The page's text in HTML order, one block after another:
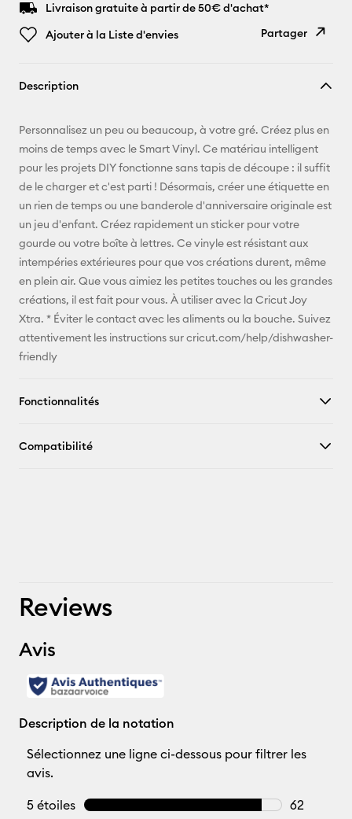
Livraison gratuite à partir de 50€ d'achat*
Ajouter à la Liste d'envies
Partager
E-mail
Pinterest
Facebook
X
Description
Personnalisez un peu ou beaucoup, à votre gré. Créez plus en
moins de temps avec le Smart Vinyl. Ce matériau intelligent
pour les projets DIY fonctionne sans tapis de découpe : il suffit
de le charger et c'est parti ! Désormais, créer une étiquette en
un rien de temps ou une banderole d'anniversaire originale est
un jeu d'enfant. Créez rapidement un sticker pour votre
gourde ou votre boîte à lettres. Ce vinyle est résistant aux
intempéries extérieures pour que vos créations durent, même
en plein air. Que vous aimiez les petites touches ou les grandes
créations, il est fait pour vous. À utiliser avec la Cricut Joy
Xtra. * Éviter le contact avec les aliments ou la bouche. Suivez
attentivement les instructions sur cricut.com/help/dishwasher-
friendly
Fonctionnalités
Compatibilité
Reviews